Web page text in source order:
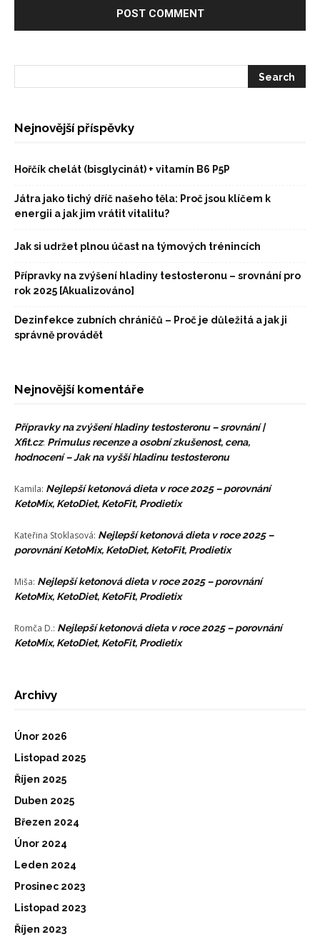
Nejnovější příspěvky
Hořčík chelát (bisglycinát) + vitamín B6 P5P
Játra jako tichý dříč našeho těla: Proč jsou klíčem k
energii a jak jim vrátit vitalitu?
Jak si udržet plnou účast na týmových trénincích
Přípravky na zvýšení hladiny testosteronu – srovnání pro
rok 2025 [Akualizováno]
Dezinfekce zubních chráničů – Proč je důležitá a jak ji
správně provádět
Nejnovější komentáře
Přípravky na zvýšení hladiny testosteronu – srovnání |
Xfit.cz: Primulus recenze a osobní zkušenost, cena,
hodnocení – Jak na vyšší hladinu testosteronu
Kamila: Nejlepší ketonová dieta v roce 2025 – porovnání
KetoMix, KetoDiet, KetoFit, Prodietix
Kateřina Stoklasová: Nejlepší ketonová dieta v roce 2025 –
porovnání KetoMix, KetoDiet, KetoFit, Prodietix
Miša: Nejlepší ketonová dieta v roce 2025 – porovnání
KetoMix, KetoDiet, KetoFit, Prodietix
Romča D.: Nejlepší ketonová dieta v roce 2025 – porovnání
KetoMix, KetoDiet, KetoFit, Prodietix
Archivy
Únor 2026
Listopad 2025
Říjen 2025
Duben 2025
Březen 2024
Únor 2024
Leden 2024
Prosinec 2023
Listopad 2023
Říjen 2023